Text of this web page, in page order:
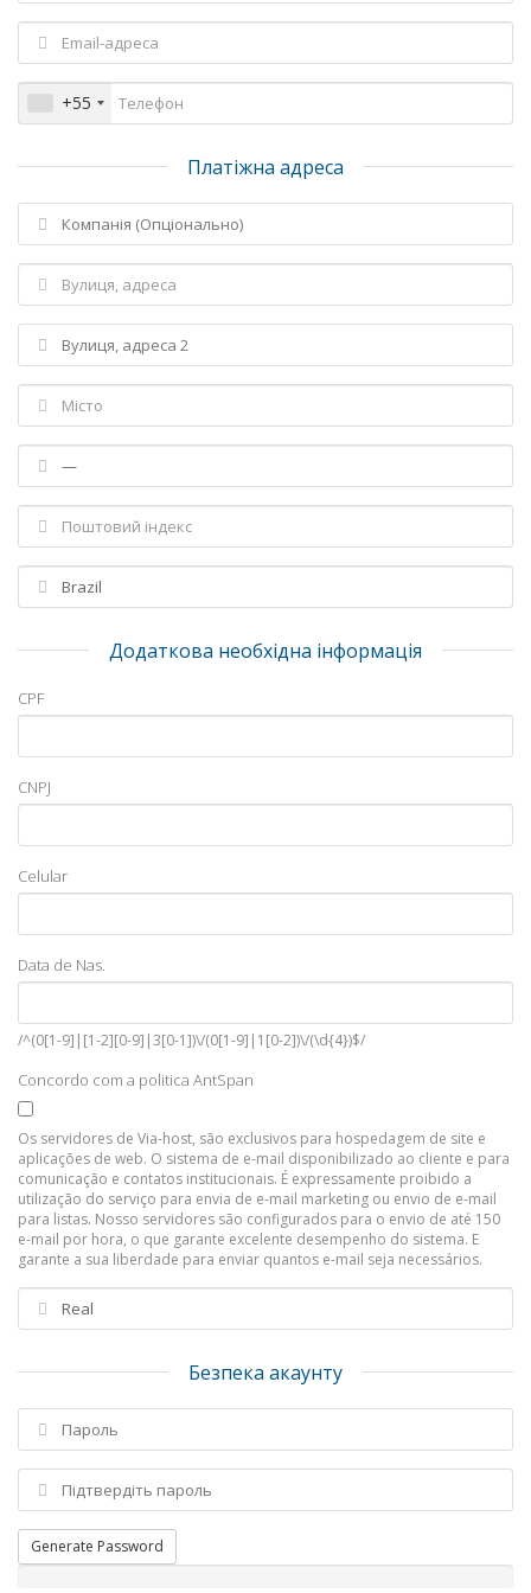
+55
Платіжна адреса
Додаткова необхідна інформація
CPF
CNPJ
Celular
Data de Nas.
/^(0[1-9]|[1-2][0-9]|3[0-1])\/(0[1-9]|1[0-2])\/(\d{4})$/
Concordo com a politica AntSpan
Os servidores de Via-host, são exclusivos para hospedagem de site e
aplicações de web. O sistema de e-mail disponibilizado ao cliente e para
comunicação e contatos institucionais. É expressamente proibido a
utilização do serviço para envia de e-mail marketing ou envio de e-mail
para listas. Nosso servidores são configurados para o envio de até 150
e-mail por hora, o que garante excelente desempenho do sistema. E
garante a sua liberdade para enviar quantos e-mail seja necessários.
Безпека акаунту
Generate Password